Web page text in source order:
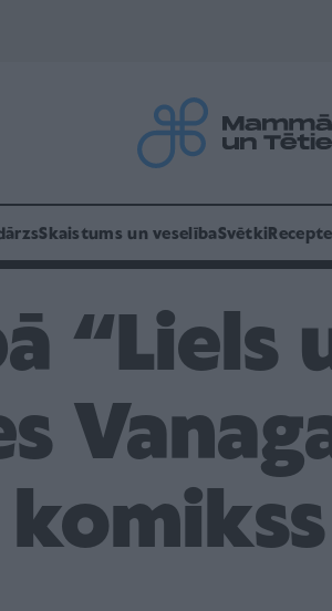
Skaistums un veselībaSvētki
“Liels